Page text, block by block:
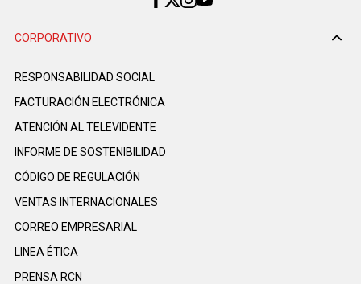
CORPORATIVO
RESPONSABILIDAD SOCIAL
FACTURACIÓN ELECTRÓNICA
ATENCIÓN AL TELEVIDENTE
INFORME DE SOSTENIBILIDAD
CÓDIGO DE REGULACIÓN
VENTAS INTERNACIONALES
CORREO EMPRESARIAL
LINEA ÉTICA
PRENSA RCN